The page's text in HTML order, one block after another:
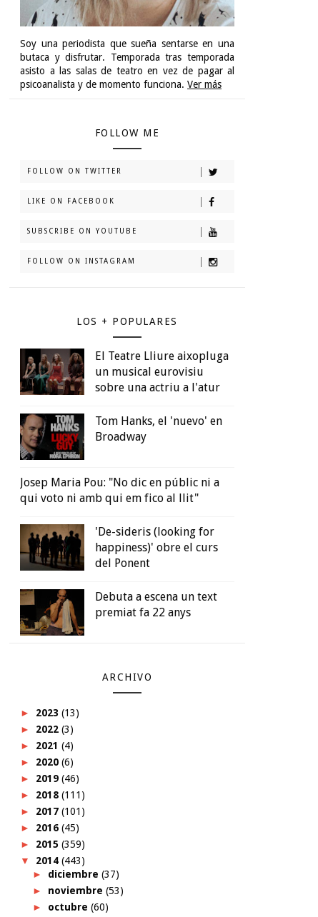
Soy una periodista que sueña sentarse en una
butaca y disfrutar. Temporada tras temporada
asisto a las salas de teatro en vez de pagar al
psicoanalista y de momento funciona. Ver más
FOLLOW ME
FOLLOW ON TWITTER
LIKE ON FACEBOOK
SUBSCRIBE ON YOUTUBE
FOLLOW ON INSTAGRAM
LOS + POPULARES
El Teatre Lliure aixopluga
un musical eurovisiu
sobre una actriu a l'atur
Tom Hanks, el 'nuevo' en
Broadway
Josep Maria Pou: "No dic en públic ni a
qui voto ni amb qui em fico al llit"
'De-sideris (looking for
happiness)' obre el curs
del Ponent
Debuta a escena un text
premiat fa 22 anys
ARCHIVO
► 2023 (13)
► 2022 (3)
► 2021 (4)
► 2020 (6)
► 2019 (46)
► 2018 (111)
► 2017 (101)
► 2016 (45)
► 2015 (359)
▼ 2014 (443)
► diciembre (37)
► noviembre (53)
► octubre (60)